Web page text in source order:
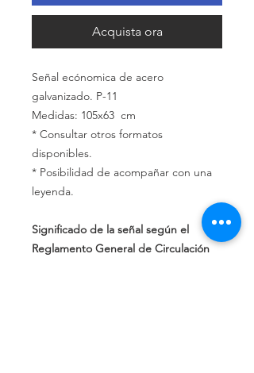
Acquista ora
Señal ecónomica de acero
galvanizado. P-11
Medidas: 105x63 cm
* Consultar otros formatos
disponibles.
* Posibilidad de acompañar con una
leyenda.
Significado de la señal según el
Reglamento General de Circulación